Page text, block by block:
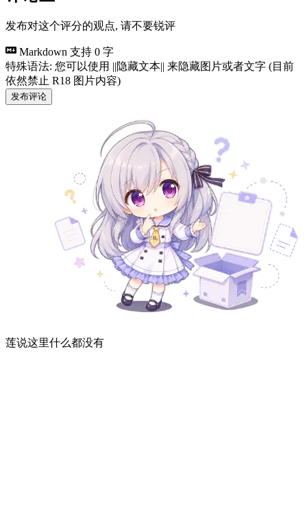
发布对这个评分的观点, 请不要锐评
Markdown 支持 0 字
特殊语法: 您可以使用 ||隐藏文本|| 来隐藏图片或者文字 (目前
依然禁止 R18 图片内容)
发布评论
莲说这里什么都没有